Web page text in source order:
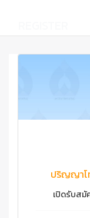
ปริญญาโ
เปิดรับสมั